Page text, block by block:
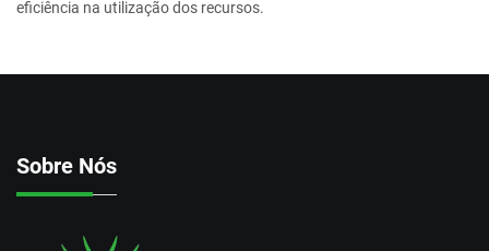
eficiência na utilização dos recursos.
Sobre Nós